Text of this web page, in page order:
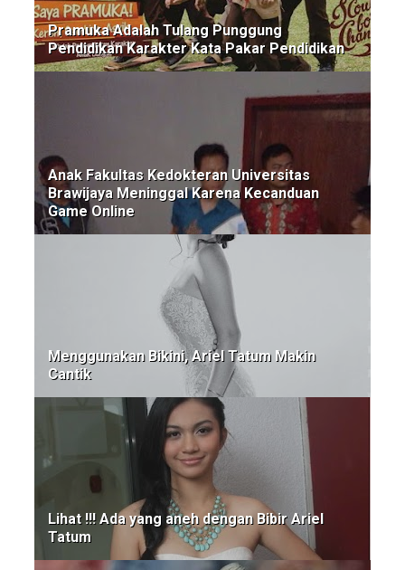
Pramuka Adalah Tulang Punggung
Pendidikan Karakter Kata Pakar Pendidikan
Anak Fakultas Kedokteran Universitas
Brawijaya Meninggal Karena Kecanduan
Game Online
Menggunakan Bikini, Ariel Tatum Makin
Cantik
Lihat !!! Ada yang aneh dengan Bibir Ariel
Tatum